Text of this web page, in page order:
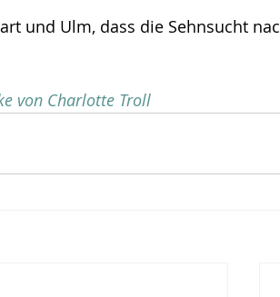
und Ulm, dass die Sehnsucht
von Charlotte Troll